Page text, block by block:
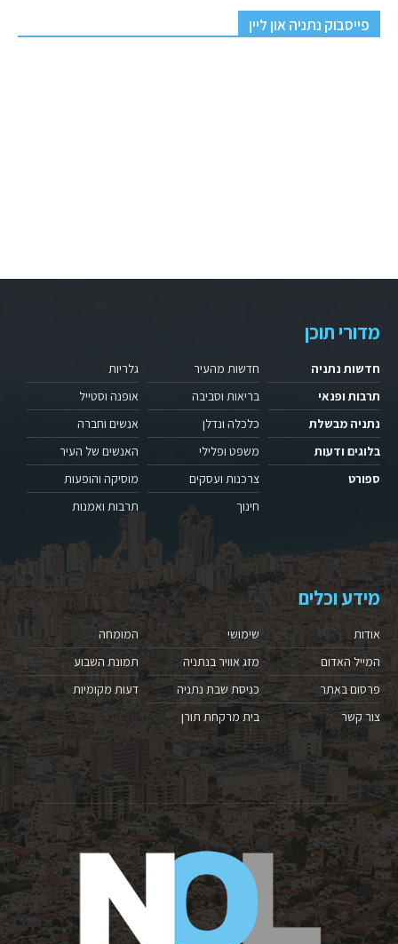
פייסבוק נתניה און ליין
מדורי תוכן
חדשות נתניה
תרבות ופנאי
נתניה מבשלת
בלוגים ודעות
ספורט
חדשות מהעיר
בריאות וסביבה
כלכלה ונדלן
משפט ופלילי
צרכנות ועסקים
חינוך
גלריות
אופנה וסטייל
אנשים וחברה
האנשים של העיר
מוסיקה והופעות
תרבות ואמנות
מידע וכלים
אודות
המייל האדום
פרסום באתר
צור קשר
שימושי
מזג אוויר בנתניה
כניסת שבת נתניה
בית מרקחת תורן
המומחה
תמונת השבוע
דעות מקומיות